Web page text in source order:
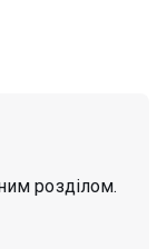
розділом.